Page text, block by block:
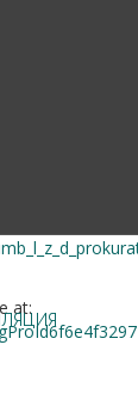
at: